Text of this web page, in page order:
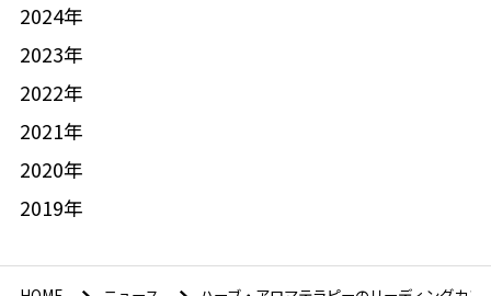
2024年
2023年
2022年
2021年
2020年
2019年